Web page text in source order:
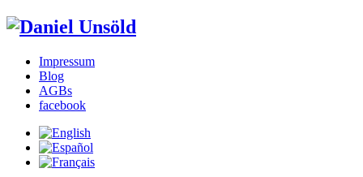
Impressum
Blog
AGBs
facebook